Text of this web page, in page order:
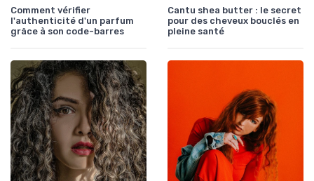
Comment vérifier
l'authenticité d'un parfum
grâce à son code-barres
Cantu shea butter : le secret
pour des cheveux bouclés en
pleine santé